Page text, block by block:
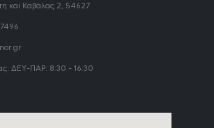
και Καβάλας 2, 54627
ΔΕΥ-ΠΑΡ: 8:30 - 16:30